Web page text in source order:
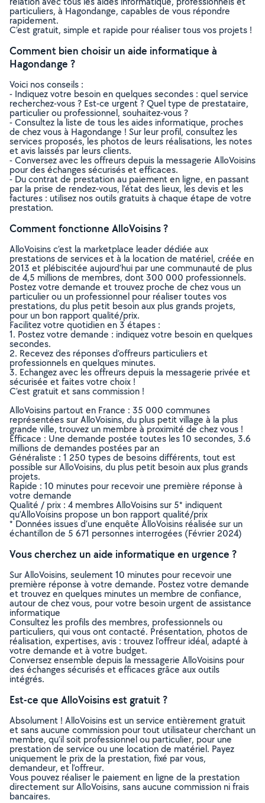
particuliers, à Hagondange, capables de vous répondre
rapidement.
C’est gratuit, simple et rapide pour réaliser tous vos projets !
Comment bien choisir un aide informatique à
Hagondange ?
Voici nos conseils :
- Indiquez votre besoin en quelques secondes : quel service
recherchez-vous ? Est-ce urgent ? Quel type de prestataire,
particulier ou professionnel, souhaitez-vous ?
- Consultez la liste de tous les aides informatique, proches
de chez vous à Hagondange ! Sur leur profil, consultez les
services proposés, les photos de leurs réalisations, les notes
et avis laissés par leurs clients.
- Conversez avec les offreurs depuis la messagerie AlloVoisins
pour des échanges sécurisés et efficaces.
- Du contrat de prestation au paiement en ligne, en passant
par la prise de rendez-vous, l’état des lieux, les devis et les
factures : utilisez nos outils gratuits à chaque étape de votre
prestation.
Comment fonctionne AlloVoisins ?
AlloVoisins c’est la marketplace leader dédiée aux
prestations de services et à la location de matériel, créée en
2013 et plébiscitée aujourd’hui par une communauté de plus
de 4,5 millions de membres, dont 300 000 professionnels.
Postez votre demande et trouvez proche de chez vous un
particulier ou un professionnel pour réaliser toutes vos
prestations, du plus petit besoin aux plus grands projets,
pour un bon rapport qualité/prix.
Facilitez votre quotidien en 3 étapes :
1. Postez votre demande : indiquez votre besoin en quelques
secondes.
2. Recevez des réponses d’offreurs particuliers et
professionnels en quelques minutes.
3. Echangez avec les offreurs depuis la messagerie privée et
sécurisée et faites votre choix !
C’est gratuit et sans commission !
AlloVoisins partout en France : 35 000 communes
représentées sur AlloVoisins, du plus petit village à la plus
grande ville, trouvez un membre à proximité de chez vous !
Efficace : Une demande postée toutes les 10 secondes, 3.6
millions de demandes postées par an
Généraliste : 1 250 types de besoins différents, tout est
possible sur AlloVoisins, du plus petit besoin aux plus grands
projets.
Rapide : 10 minutes pour recevoir une première réponse à
votre demande
Qualité / prix : 4 membres AlloVoisins sur 5* indiquent
qu’AlloVoisins propose un bon rapport qualité/prix
* Données issues d’une enquête AlloVoisins réalisée sur un
échantillon de 5 671 personnes interrogées (Février 2024)
Vous cherchez un aide informatique en urgence ?
Sur AlloVoisins, seulement 10 minutes pour recevoir une
première réponse à votre demande. Postez votre demande
et trouvez en quelques minutes un membre de confiance,
autour de chez vous, pour votre besoin urgent de assistance
informatique
Consultez les profils des membres, professionnels ou
particuliers, qui vous ont contacté. Présentation, photos de
réalisation, expertises, avis : trouvez l'offreur idéal, adapté à
votre demande et à votre budget.
Conversez ensemble depuis la messagerie AlloVoisins pour
des échanges sécurisés et efficaces grâce aux outils
intégrés.
Est-ce que AlloVoisins est gratuit ?
Absolument ! AlloVoisins est un service entièrement gratuit
et sans aucune commission pour tout utilisateur cherchant un
membre, qu’il soit professionnel ou particulier, pour une
prestation de service ou une location de matériel. Payez
uniquement le prix de la prestation, fixé par vous,
demandeur, et l’offreur.
Vous pouvez réaliser le paiement en ligne de la prestation
directement sur AlloVoisins, sans aucune commission ni frais
bancaires.